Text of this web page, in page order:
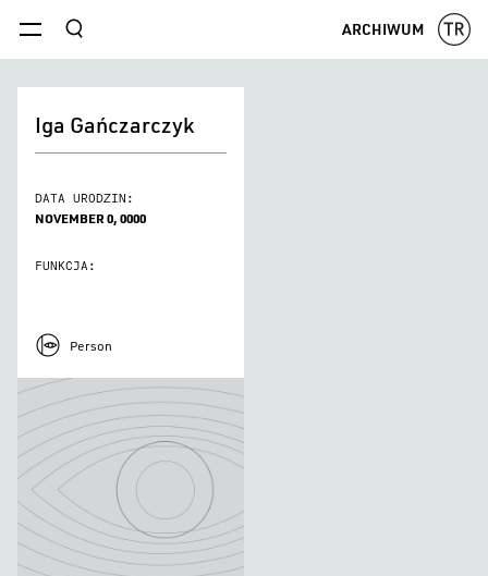
menu szukaj ARCHIWUM
Iga Gańczarczyk
DATA URODZIN:
NOVEMBER 0, 0000
FUNKCJA:
Person